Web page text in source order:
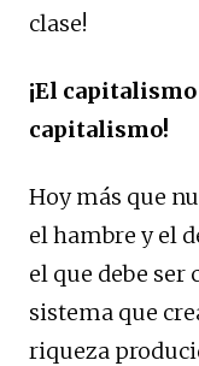
clase!
¡El
capitalismo!
Hoy más que
el hambre y el
el que debe
sistema que
riqueza